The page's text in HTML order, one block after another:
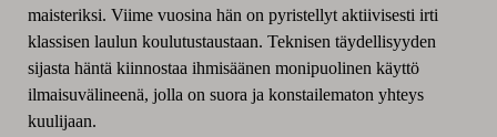
maisteriksi. Viime vuosina hän on pyristellyt aktiivisesti irti
klassisen laulun koulutustaustaan. Teknisen täydellisyyden
sijasta häntä kiinnostaa ihmisäänen monipuolinen käyttö
ilmaisuvälineenä, jolla on suora ja konstailematon yhteys
kuulijaan.